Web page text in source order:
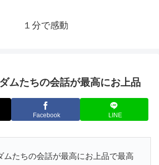
１分で感動
ムたちの会話が最高にお上品
Facebook LINE
ムたちの会話が最高にお上品で最高